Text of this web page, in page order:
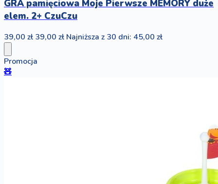
GRA pamięciowa Moje Pierwsze MEMORY duże
elem. 2+ CzuCzu
39,00 zł 39,00 zł Najniższa z 30 dni: 45,00 zł
Promocja
🧸